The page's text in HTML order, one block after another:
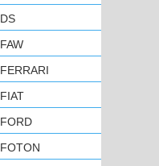
DS
FAW
FERRARI
FIAT
FORD
FOTON